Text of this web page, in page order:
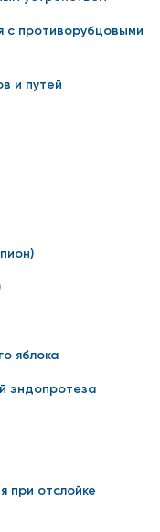
с противорубцовыми
и путей
яблока
эндопротеза
при отслойке